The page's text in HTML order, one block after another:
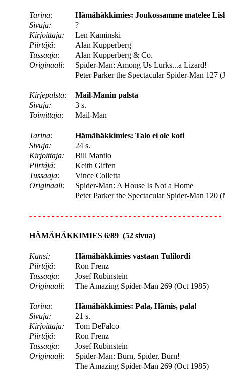
Tarina:
Hämähäkkimies: Joukossamme matelee
Sivuja:
?
Kirjoittaja:
Len Kaminski
Piirtäjä:
Alan Kupperberg
Tussaaja:
Alan Kupperberg & Co.
Originaali:
Spider-Man: Among Us Lurks...a Lizard!
Peter Parker the Spectacular Spider-Man 127
Kirjepalsta:
Mail-Manin palsta
Sivuja:
3 s.
Toimittaja:
Mail-Man
Tarina:
Hämähäkkimies: Talo ei ole koti
Sivuja:
24 s.
Kirjoittaja:
Bill Mantlo
Piirtäjä:
Keith Giffen
Tussaaja:
Vince Colletta
Originaali:
Spider-Man: A House Is Not a Home
Peter Parker the Spectacular Spider-Man 120
- - - - - - - - - - - - - - - - - - - - - - - - - - - - - - - - - - - - - - - - - - -
HÄMÄHÄKKIMIES 6/89 (52 sivua)
Kansi:
Hämähäkkimies vastaan Tulilordi
Piirtäjä:
Ron Frenz
Tussaaja:
Josef Rubinstein
Originaali:
The Amazing Spider-Man 269 (Oct 1985)
Tarina:
Hämähäkkimies: Pala, Hämis, pala!
Sivuja:
21 s.
Kirjoittaja:
Tom DeFalco
Piirtäjä:
Ron Frenz
Tussaaja:
Josef Rubinstein
Originaali:
Spider-Man: Burn, Spider, Burn!
The Amazing Spider-Man 269 (Oct 1985)